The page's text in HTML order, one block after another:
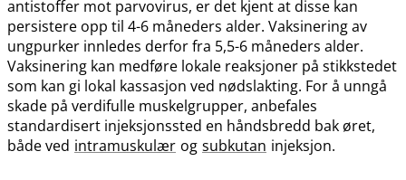
antistoffer mot parvovirus, er det kjent at disse kan
persistere opp til 4-6 måneders alder. Vaksinering av
ungpurker innledes derfor fra 5,5-6 måneders alder.
Vaksinering kan medføre lokale reaksjoner på stikkstedet
som kan gi lokal kassasjon ved nødslakting. For å unngå
skade på verdifulle muskelgrupper, anbefales
standardisert injeksjonssted en håndsbredd bak øret,
både ved intramuskulær og subkutan injeksjon.